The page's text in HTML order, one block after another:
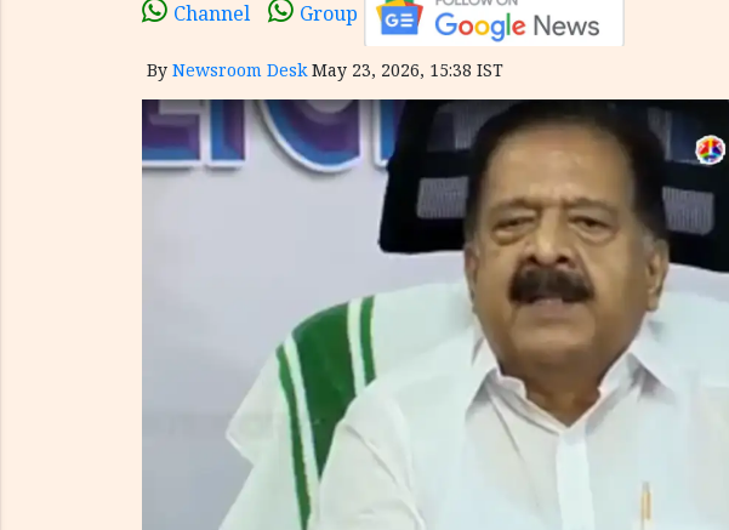
Channel Group
By Newsroom Desk May 23, 2026, 15:38 IST